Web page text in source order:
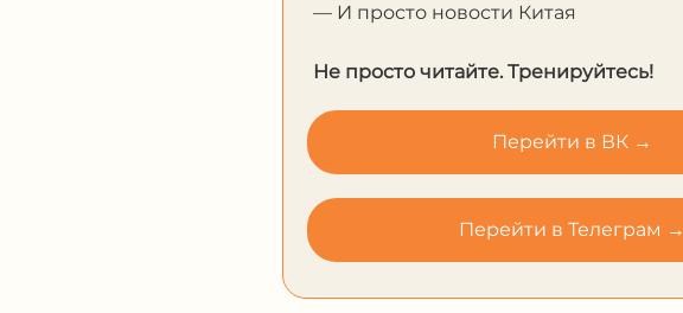
— И просто новости Китая
Не просто читайте. Тренируйтесь!
Перейти в ВК →
Перейти в Телеграм →